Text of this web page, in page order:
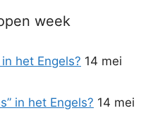
week
het Engels? 14 mei
in het Engels? 14 mei